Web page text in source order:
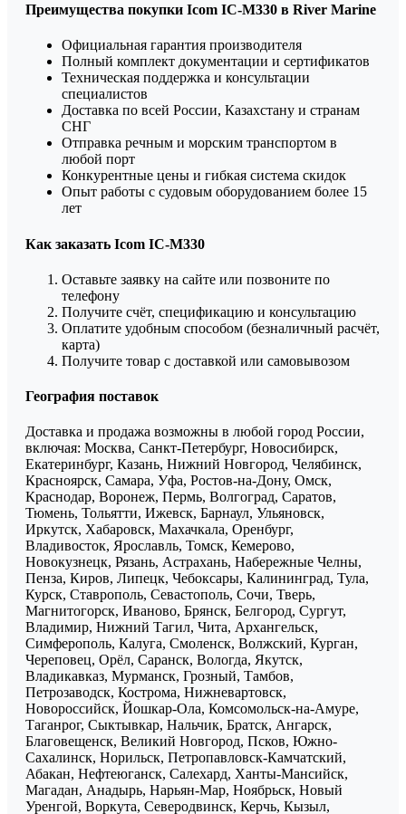
Преимущества покупки Icom IC-M330 в River Marine
Официальная гарантия производителя
Полный комплект документации и сертификатов
Техническая поддержка и консультации
специалистов
Доставка по всей России, Казахстану и странам
СНГ
Отправка речным и морским транспортом в
любой порт
Конкурентные цены и гибкая система скидок
Опыт работы с судовым оборудованием более 15
лет
Как заказать Icom IC-M330
Оставьте заявку на сайте или позвоните по
телефону
Получите счёт, спецификацию и консультацию
Оплатите удобным способом (безналичный расчёт,
карта)
Получите товар с доставкой или самовывозом
География поставок
Доставка и продажа возможны в любой город России,
включая: Москва, Санкт-Петербург, Новосибирск,
Екатеринбург, Казань, Нижний Новгород, Челябинск,
Красноярск, Самара, Уфа, Ростов-на-Дону, Омск,
Краснодар, Воронеж, Пермь, Волгоград, Саратов,
Тюмень, Тольятти, Ижевск, Барнаул, Ульяновск,
Иркутск, Хабаровск, Махачкала, Оренбург,
Владивосток, Ярославль, Томск, Кемерово,
Новокузнецк, Рязань, Астрахань, Набережные Челны,
Пенза, Киров, Липецк, Чебоксары, Калининград, Тула,
Курск, Ставрополь, Севастополь, Сочи, Тверь,
Магнитогорск, Иваново, Брянск, Белгород, Сургут,
Владимир, Нижний Тагил, Чита, Архангельск,
Симферополь, Калуга, Смоленск, Волжский, Курган,
Череповец, Орёл, Саранск, Вологда, Якутск,
Владикавказ, Мурманск, Грозный, Тамбов,
Петрозаводск, Кострома, Нижневартовск,
Новороссийск, Йошкар-Ола, Комсомольск-на-Амуре,
Таганрог, Сыктывкар, Нальчик, Братск, Ангарск,
Благовещенск, Великий Новгород, Псков, Южно-
Сахалинск, Норильск, Петропавловск-Камчатский,
Абакан, Нефтеюганск, Салехард, Ханты-Мансийск,
Магадан, Анадырь, Нарьян-Мар, Ноябрьск, Новый
Уренгой, Воркута, Северодвинск, Керчь, Кызыл,